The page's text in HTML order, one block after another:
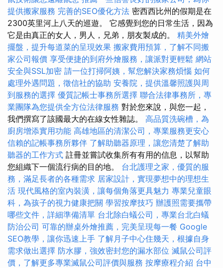
提供搬家服務 完善的SEO優化方法 密西西比州的假期是在
2300英里河上八天的巡遊。 它感覺到您的日常生活，因為
它是由真正的女人，男人，兄弟，朋友製成的。 精美外燴
擺盤，提升每道菜的呈現效果 搬家費用預算，了解不同搬
家公司報價 享受便捷的到府外燴服務，讓派對更輕鬆 網站
安全與SSL加密 請一位打掃阿姨，幫您解決家務煩惱 如何
處理外遇問題，徵信社的協助 安養院，提供溫馨照護與周
到服務的選擇 優質記帳士事務所選擇 聯合法律事務所，專
業團隊為您提供全方位法律服務 對於您來說，與您一起，
我們撰寫了該國最大的在線女性雜誌。 高品質洗碗槽，為
廚房增添實用功能 高雄地區的清潔公司，專業服務更安心
信賴的記帳事務所夥伴 了解助聽器原理，讓您清楚了解助
聽器的工作方式 註冊並嘗試收集所有有用的信息，以幫助
您組織下一個流行病的目的地。 台北護理之家，優質的服
務，滿足長者的各種需求 居家設計，實現夢想中的理想生
活 現代風格的室內裝潢，讓每個角落更具魅力 專業兒童眼
科，為孩子的視力健康把關 學習按摩技巧 辦護照需要攜帶
哪些文件，詳細準備清單 台北除白蟻公司，專業台北白蟻
防治公司 可靠的辦桌外燴推薦，完美呈現每一餐 Google
SEO教學，讓你迅速上手 了解月子中心住幾天，根據自身
需求做出選擇 防水膠，強效密封您的漏水部位 滅鼠公司評
價，了解更多專業滅鼠公司評價與服務 按摩療程介紹 台中